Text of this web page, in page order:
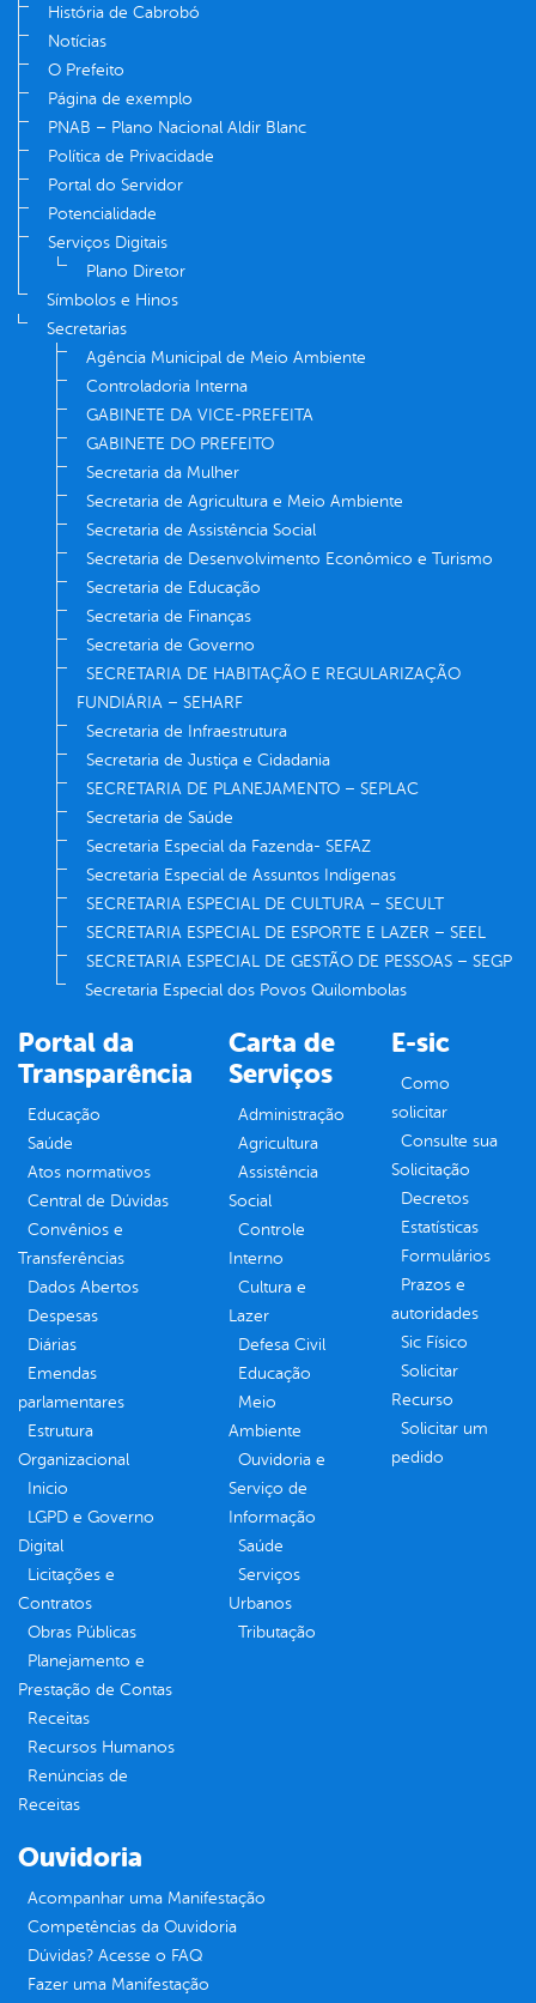
História de Cabrobó
Notícias
O Prefeito
Página de exemplo
PNAB – Plano Nacional Aldir Blanc
Política de Privacidade
Portal do Servidor
Potencialidade
Serviços Digitais
Plano Diretor
Símbolos e Hinos
Secretarias
Agência Municipal de Meio Ambiente
Controladoria Interna
GABINETE DA VICE-PREFEITA
GABINETE DO PREFEITO
Secretaria da Mulher
Secretaria de Agricultura e Meio Ambiente
Secretaria de Assistência Social
Secretaria de Desenvolvimento Econômico e Turismo
Secretaria de Educação
Secretaria de Finanças
Secretaria de Governo
SECRETARIA DE HABITAÇÃO E REGULARIZAÇÃO
FUNDIÁRIA – SEHARF
Secretaria de Infraestrutura
Secretaria de Justiça e Cidadania
SECRETARIA DE PLANEJAMENTO – SEPLAC
Secretaria de Saúde
Secretaria Especial da Fazenda- SEFAZ
Secretaria Especial de Assuntos Indígenas
SECRETARIA ESPECIAL DE CULTURA – SECULT
SECRETARIA ESPECIAL DE ESPORTE E LAZER – SEEL
SECRETARIA ESPECIAL DE GESTÃO DE PESSOAS – SEGP
Secretaria Especial dos Povos Quilombolas
Portal da
Transparência
Educação
Saúde
Atos normativos
Central de Dúvidas
Convênios e
Transferências
Dados Abertos
Despesas
Diárias
Emendas
parlamentares
Estrutura
Organizacional
Inicio
LGPD e Governo
Digital
Licitações e
Contratos
Obras Públicas
Planejamento e
Prestação de Contas
Receitas
Recursos Humanos
Renúncias de
Receitas
Carta de
Serviços
Administração
Agricultura
Assistência
Social
Controle
Interno
Cultura e
Lazer
Defesa Civil
Educação
Meio
Ambiente
Ouvidoria e
Serviço de
Informação
Saúde
Serviços
Urbanos
Tributação
E-sic
Como
solicitar
Consulte sua
Solicitação
Decretos
Estatísticas
Formulários
Prazos e
autoridades
Sic Físico
Solicitar
Recurso
Solicitar um
pedido
Ouvidoria
Acompanhar uma Manifestação
Competências da Ouvidoria
Dúvidas? Acesse o FAQ
Fazer uma Manifestação